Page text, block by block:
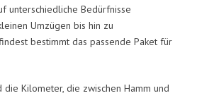
unterschiedliche Bedürfnisse
Umzügen bis hin zu
bestimmt das passende Paket für
Kilometer, die zwischen Hamm und